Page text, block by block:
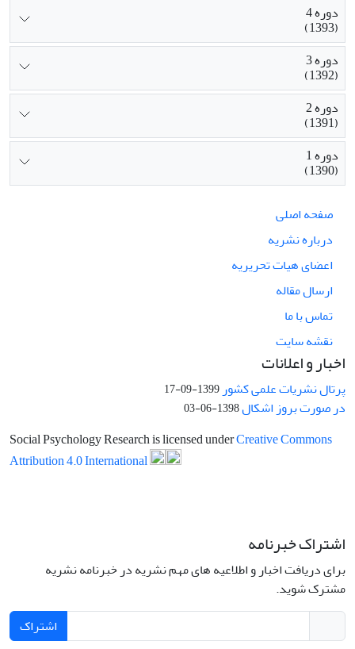
دوره 4
(1393)
دوره 3
(1392)
دوره 2
(1391)
دوره 1
(1390)
صفحه اصلی
درباره نشریه
اعضای هیات تحریریه
ارسال مقاله
تماس با ما
نقشه سایت
اخبار و اعلانات
پرتال نشریات علمی کشور1399-09-17
در صورت بروز اشکال1398-06-03
Social Psychology Research is licensed underCreative Commons
Attribution 4.0 International
اشتراک خبرنامه
برای دریافت اخبار و اطلاعیه های مهم نشریه در خبرنامه نشریه
مشترک شوید.
اشتراک